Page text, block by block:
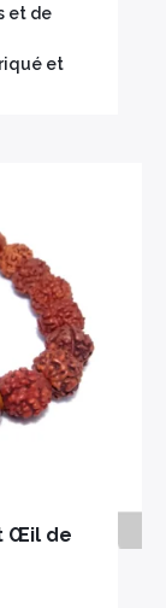
et de
et
Œil de